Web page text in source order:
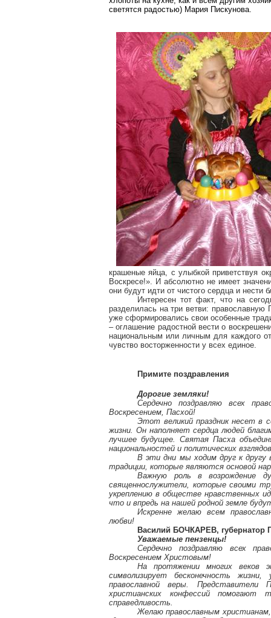
светятся радостью) Мария Пискунова.
крашеные яйца, с улыбкой приветствуя
Воскресе!». И абсолютно не имеет
они будут идти от чистого сердца и нести
Интересен тот факт, что на
разделилась на три ветви:
уже сформировались свои особенные
– оглашение радостной вести о
национальным или личным для каждого
чувство восторженности у всех единое.
Примите поздравления
Дорогие земляки!
Сердечно поздравляю всех
Воскресением, Пасхой!
Этот великий праздник несет в
жизни. Он наполняет сердца людей
лучшее будущее. Святая Пасха
национальностей и политических
В эти дни мы ходим друг к
традиции, которые являются основой
Важную роль в возрождение
священнослужители, которые своими
укреплению в обществе нравственных
что и впредь на нашей родной земле
Искренне желаю всем
любви!
Василий БОЧКАРЕВ, губернатор
Уважаемые пензенцы!
Сердечно поздравляю всех
Воскресением Христовым!
На протяжении многих веков
символизирует бесконечность
православной веры. Представители
христианских конфессий
справедливость.
Желаю православным